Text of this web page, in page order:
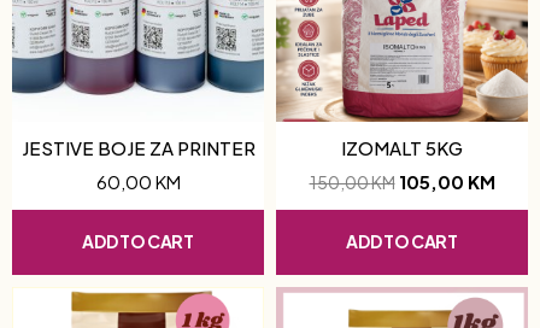
JESTIVE BOJE ZA PRINTER
60,00 KM
ADD TO CART
IZOMALT 5KG
150,00KM 105,00 KM
ADD TO CART